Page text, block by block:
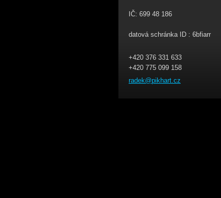
IČ: 699 48 186
datová schránka ID : 6bfiarr
+420 376 331 633
+420 775 099 158
radek@pi khart.cz